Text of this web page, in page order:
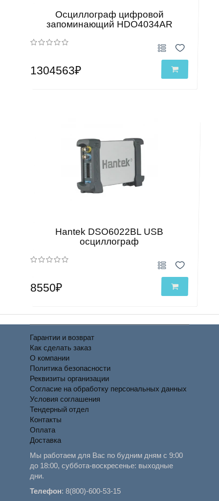
Осциллограф цифровой
запоминающий HDO4034AR
1304563₽
Hantek DSO6022BL USB
осциллограф
8550₽
Гарантии и возврат
Как сделать заказ
О компании
Политика безопасности
Реквизиты организации
Согласие на обработку персональных данных
Условия соглашения
Тендерный отдел
Контакты
Оплата
Доставка
Мы работаем для Вас по будним дням с 9:00
до 18:00, суббота-воскресенье: выходные
дни.
Телефон:8(800)-600-53-15